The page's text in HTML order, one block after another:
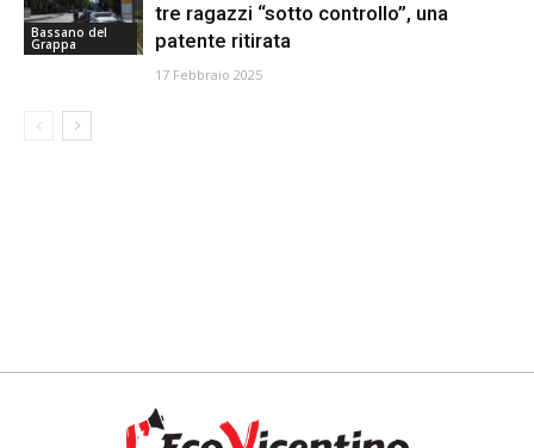
Bassano del
Grappa
tre ragazzi “sotto controllo”, una
patente ritirata
17 Febbraio 2025